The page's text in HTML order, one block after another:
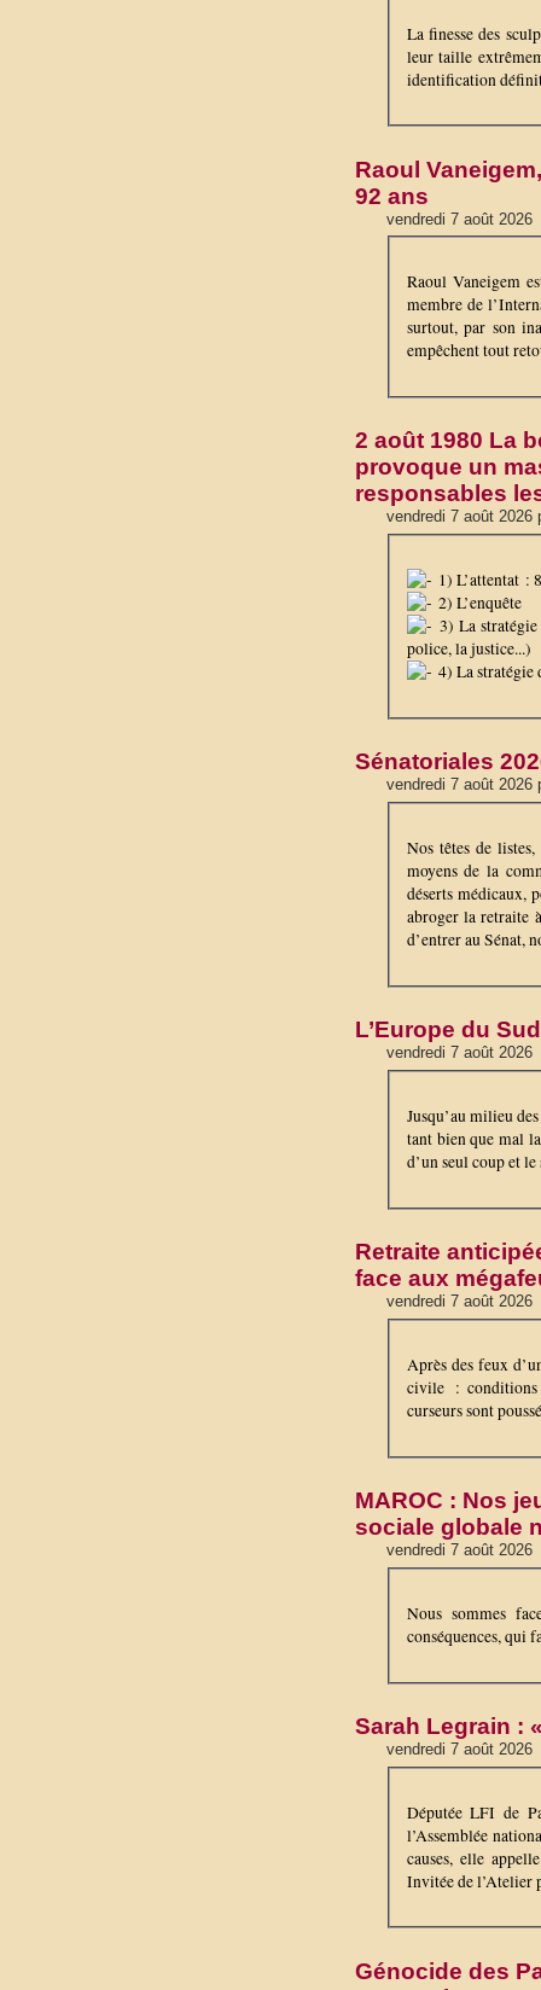
La finesse des
leur taille
identification
Raoul
92 ans
vendredi 7 août 2026
Raoul Vaneigem
membre de
surtout, par son
empêchent tout
2 août 1980 La
provoque un
responsables
vendredi 7 août 2026
1) L’attentat :
2) L’enquête
3) La
police, la justice...)
4) La stratégie
Sénatoriales
vendredi 7 août 2026
Nos têtes de
moyens de la
déserts médicaux,
abroger la retraite
d’entrer au Sénat,
L’Europe du
vendredi 7 août 2026
Jusqu’au milieu
tant bien que mal
d’un seul coup et
Retraite
face aux
vendredi 7 août 2026
Après des feux
civile : conditions
curseurs sont
MAROC : Nos
sociale globale
vendredi 7 août 2026
Nous sommes
conséquences, qui
Sarah Legrain :
vendredi 7 août 2026
Députée LFI de
l’Assemblée
causes, elle
Invitée de l’Atelier
Génocide des